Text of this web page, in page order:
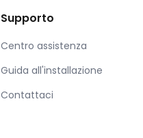
Supporto
Centro assistenza
Guida all'installazione
Contattaci